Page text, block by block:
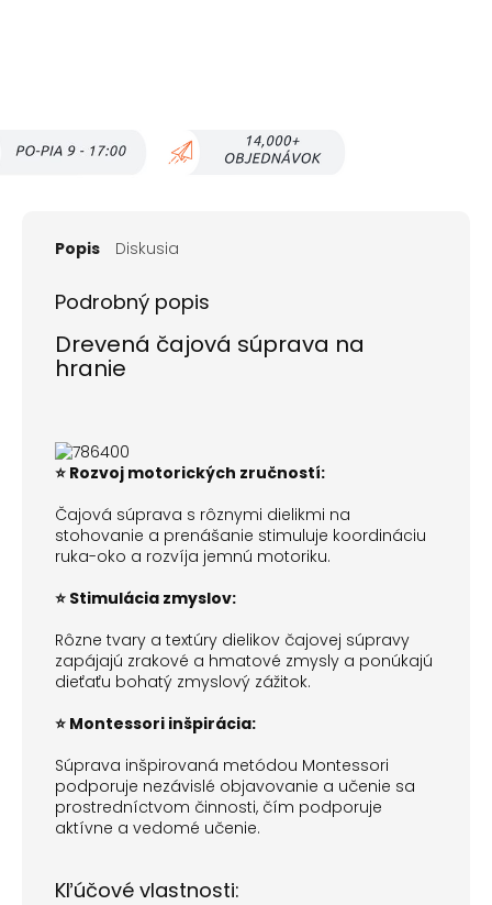
Popis Diskusia
Podrobný popis
Drevená čajová súprava na
hranie
⭐ Rozvoj motorických zručností:
Čajová súprava s rôznymi dielikmi na
stohovanie a prenášanie stimuluje koordináciu
ruka-oko a rozvíja jemnú motoriku.
⭐ Stimulácia zmyslov:
Rôzne tvary a textúry dielikov čajovej súpravy
zapájajú zrakové a hmatové zmysly a ponúkajú
dieťaťu bohatý zmyslový zážitok.
⭐ Montessori inšpirácia:
Súprava inšpirovaná metódou Montessori
podporuje nezávislé objavovanie a učenie sa
prostredníctvom činnosti, čím podporuje
aktívne a vedomé učenie.
Kľúčové vlastnosti: